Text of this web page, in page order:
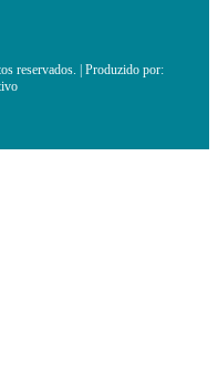
reservados. | Produzido por: